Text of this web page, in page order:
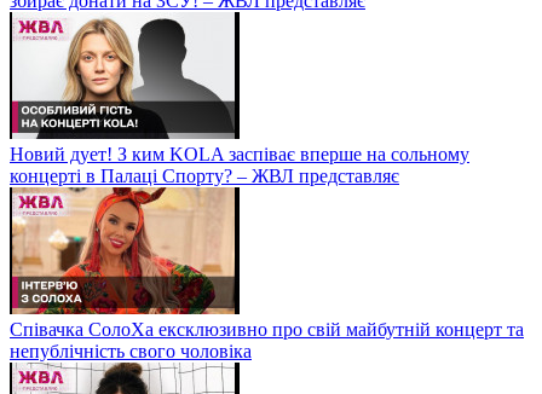
Новий дует! З ким KOLA заспіває вперше на сольному
концерті в Палаці Спорту? – ЖВЛ представляє
Співачка СолоХа ексклюзивно про свій майбутній концерт та
непублічність свого чоловіка